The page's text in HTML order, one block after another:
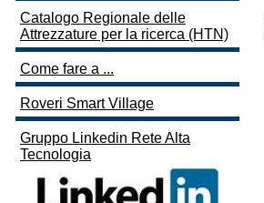
Catalogo Regionale delle
Attrezzature per la ricerca (HTN)
Come fare a ...
Roveri Smart Village
Gruppo Linkedin Rete Alta
Tecnologia